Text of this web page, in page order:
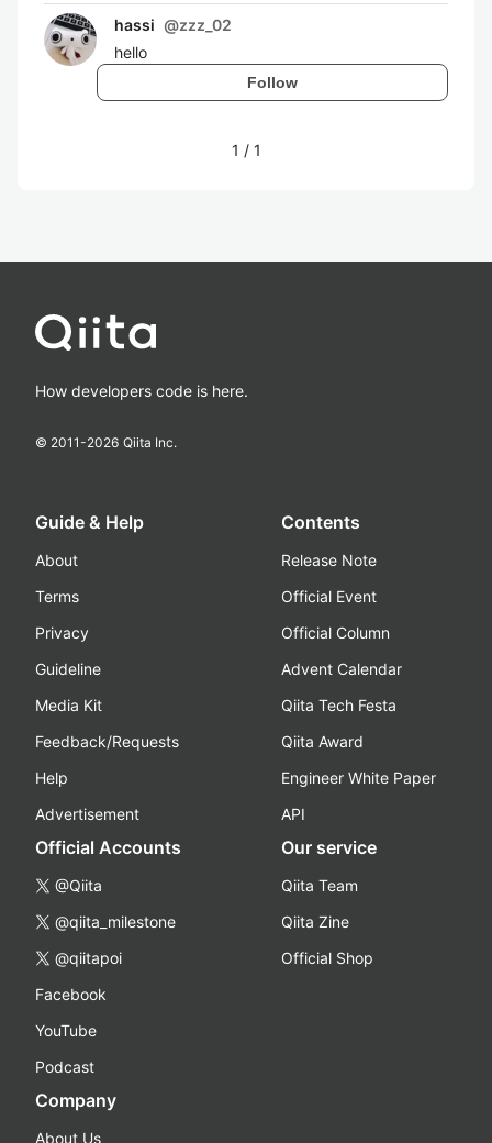
hassi @zzz_02
hello
Follow
1 / 1
How developers code is here.
© 2011-2026 Qiita Inc.
Guide & Help
About
Terms
Privacy
Guideline
Media Kit
Feedback/Requests
Help
Advertisement
Contents
Release Note
Official Event
Official Column
Advent Calendar
Qiita Tech Festa
Qiita Award
Engineer White Paper
API
Official Accounts
@Qiita
@qiita_milestone
@qiitapoi
Facebook
YouTube
Podcast
Our service
Qiita Team
Qiita Zine
Official Shop
Company
About Us